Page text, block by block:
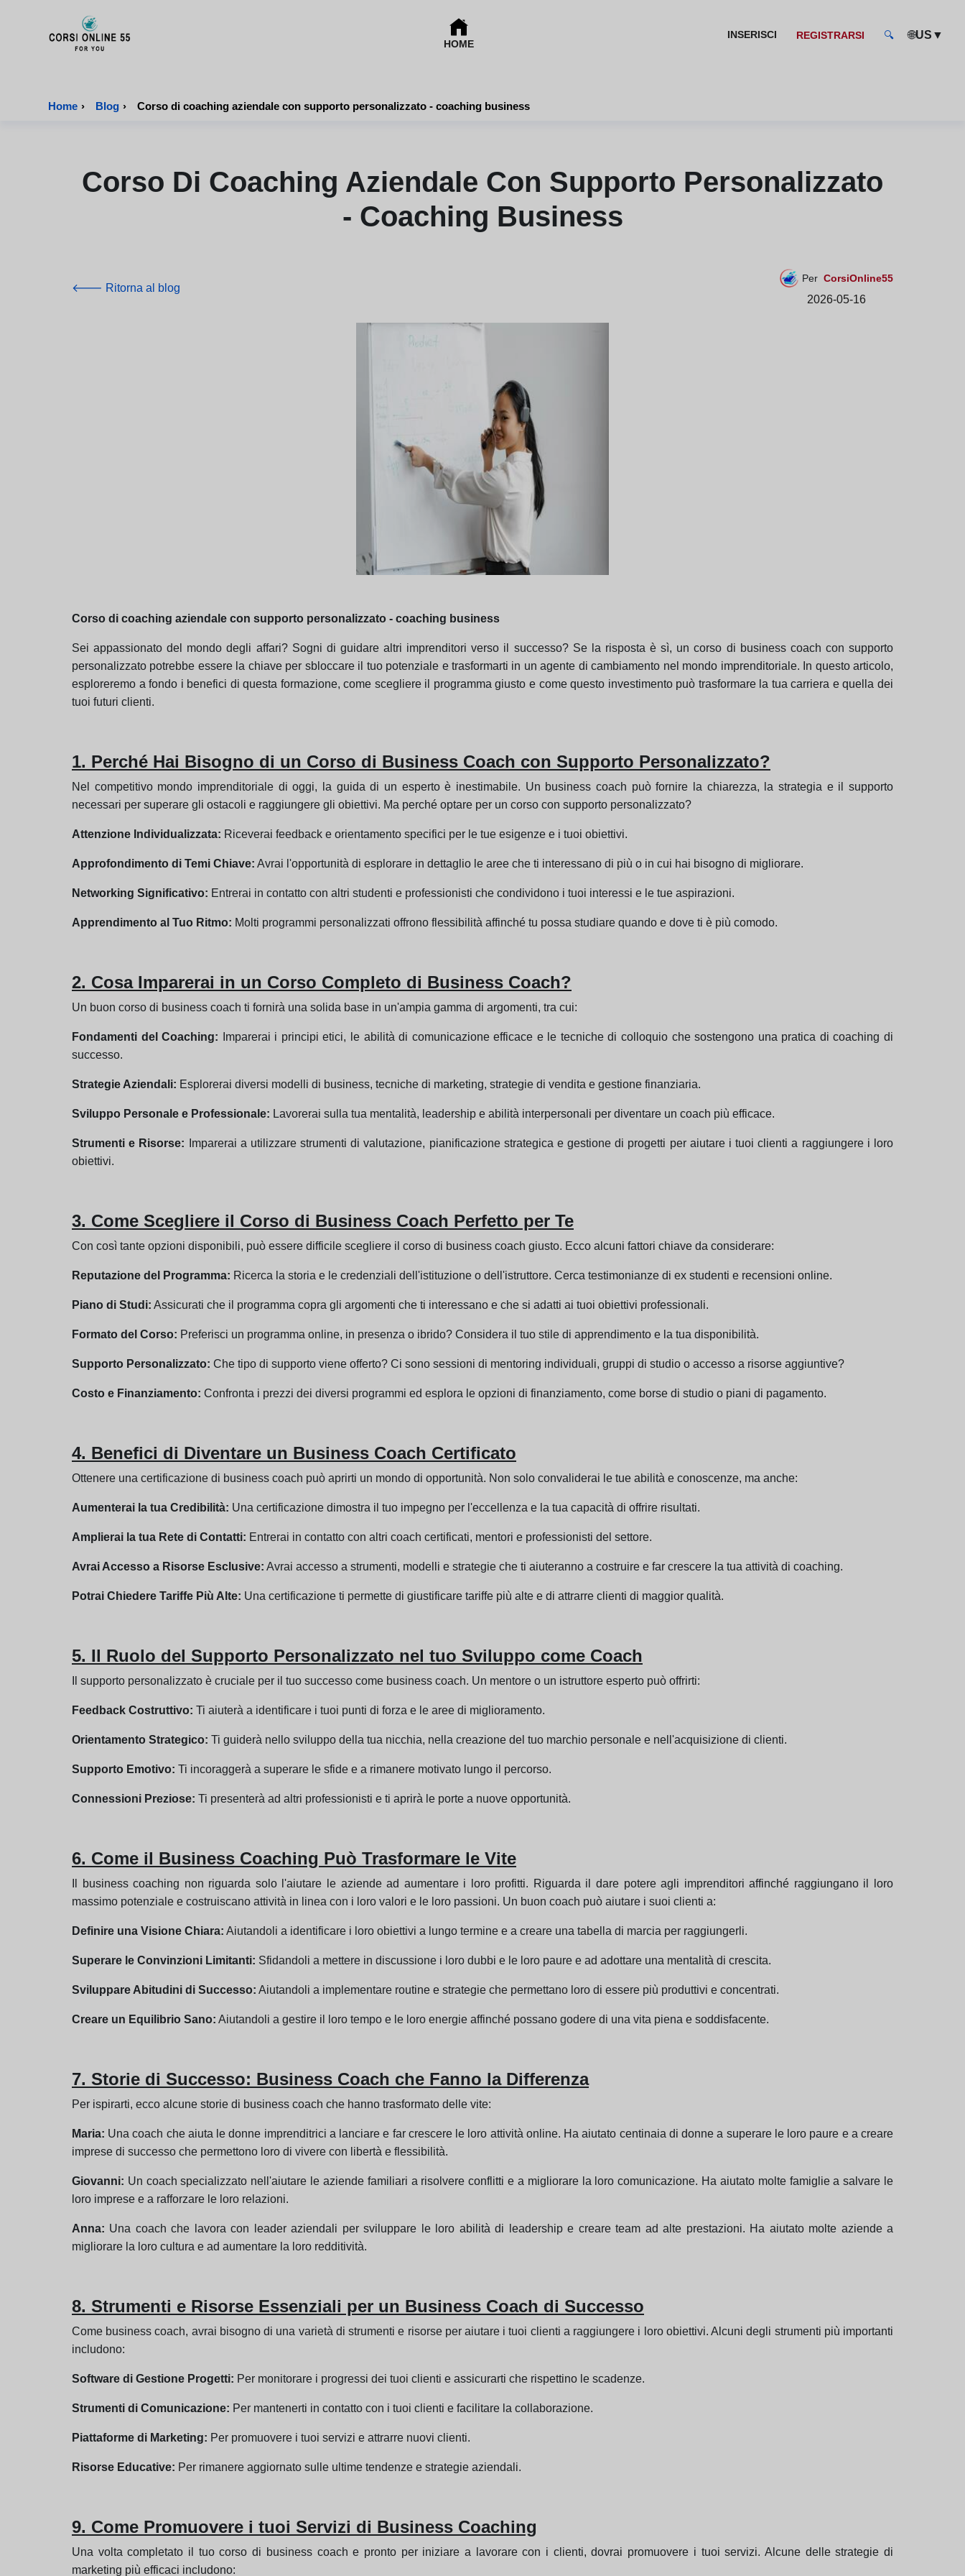
HOME
INSERISCI REGISTRARSI 🔍 🌐US ▼
Home › Blog › Corso di coaching aziendale con supporto personalizzato - coaching business
Corso Di Coaching Aziendale Con Supporto Personalizzato
- Coaching Business
🡐 Ritorna al blog
Per CorsiOnline55
2026-05-16
Corso di coaching aziendale con supporto personalizzato - coaching business
Sei appassionato del mondo degli affari? Sogni di guidare altri imprenditori verso il successo? Se la risposta è sì, un corso di business coach con supporto
personalizzato potrebbe essere la chiave per sbloccare il tuo potenziale e trasformarti in un agente di cambiamento nel mondo imprenditoriale. In questo articolo,
esploreremo a fondo i benefici di questa formazione, come scegliere il programma giusto e come questo investimento può trasformare la tua carriera e quella dei
tuoi futuri clienti.
1. Perché Hai Bisogno di un Corso di Business Coach con Supporto Personalizzato?
Nel competitivo mondo imprenditoriale di oggi, la guida di un esperto è inestimabile. Un business coach può fornire la chiarezza, la strategia e il supporto
necessari per superare gli ostacoli e raggiungere gli obiettivi. Ma perché optare per un corso con supporto personalizzato?
Attenzione Individualizzata: Riceverai feedback e orientamento specifici per le tue esigenze e i tuoi obiettivi.
Approfondimento di Temi Chiave: Avrai l'opportunità di esplorare in dettaglio le aree che ti interessano di più o in cui hai bisogno di migliorare.
Networking Significativo: Entrerai in contatto con altri studenti e professionisti che condividono i tuoi interessi e le tue aspirazioni.
Apprendimento al Tuo Ritmo: Molti programmi personalizzati offrono flessibilità affinché tu possa studiare quando e dove ti è più comodo.
2. Cosa Imparerai in un Corso Completo di Business Coach?
Un buon corso di business coach ti fornirà una solida base in un'ampia gamma di argomenti, tra cui:
Fondamenti del Coaching: Imparerai i principi etici, le abilità di comunicazione efficace e le tecniche di colloquio che sostengono una pratica di coaching di
successo.
Strategie Aziendali: Esplorerai diversi modelli di business, tecniche di marketing, strategie di vendita e gestione finanziaria.
Sviluppo Personale e Professionale: Lavorerai sulla tua mentalità, leadership e abilità interpersonali per diventare un coach più efficace.
Strumenti e Risorse: Imparerai a utilizzare strumenti di valutazione, pianificazione strategica e gestione di progetti per aiutare i tuoi clienti a raggiungere i loro
obiettivi.
3. Come Scegliere il Corso di Business Coach Perfetto per Te
Con così tante opzioni disponibili, può essere difficile scegliere il corso di business coach giusto. Ecco alcuni fattori chiave da considerare:
Reputazione del Programma: Ricerca la storia e le credenziali dell'istituzione o dell'istruttore. Cerca testimonianze di ex studenti e recensioni online.
Piano di Studi: Assicurati che il programma copra gli argomenti che ti interessano e che si adatti ai tuoi obiettivi professionali.
Formato del Corso: Preferisci un programma online, in presenza o ibrido? Considera il tuo stile di apprendimento e la tua disponibilità.
Supporto Personalizzato: Che tipo di supporto viene offerto? Ci sono sessioni di mentoring individuali, gruppi di studio o accesso a risorse aggiuntive?
Costo e Finanziamento: Confronta i prezzi dei diversi programmi ed esplora le opzioni di finanziamento, come borse di studio o piani di pagamento.
4. Benefici di Diventare un Business Coach Certificato
Ottenere una certificazione di business coach può aprirti un mondo di opportunità. Non solo convaliderai le tue abilità e conoscenze, ma anche:
Aumenterai la tua Credibilità: Una certificazione dimostra il tuo impegno per l'eccellenza e la tua capacità di offrire risultati.
Amplierai la tua Rete di Contatti: Entrerai in contatto con altri coach certificati, mentori e professionisti del settore.
Avrai Accesso a Risorse Esclusive: Avrai accesso a strumenti, modelli e strategie che ti aiuteranno a costruire e far crescere la tua attività di coaching.
Potrai Chiedere Tariffe Più Alte: Una certificazione ti permette di giustificare tariffe più alte e di attrarre clienti di maggior qualità.
5. Il Ruolo del Supporto Personalizzato nel tuo Sviluppo come Coach
Il supporto personalizzato è cruciale per il tuo successo come business coach. Un mentore o un istruttore esperto può offrirti:
Feedback Costruttivo: Ti aiuterà a identificare i tuoi punti di forza e le aree di miglioramento.
Orientamento Strategico: Ti guiderà nello sviluppo della tua nicchia, nella creazione del tuo marchio personale e nell'acquisizione di clienti.
Supporto Emotivo: Ti incoraggerà a superare le sfide e a rimanere motivato lungo il percorso.
Connessioni Preziose: Ti presenterà ad altri professionisti e ti aprirà le porte a nuove opportunità.
6. Come il Business Coaching Può Trasformare le Vite
Il business coaching non riguarda solo l'aiutare le aziende ad aumentare i loro profitti. Riguarda il dare potere agli imprenditori affinché raggiungano il loro
massimo potenziale e costruiscano attività in linea con i loro valori e le loro passioni. Un buon coach può aiutare i suoi clienti a:
Definire una Visione Chiara: Aiutandoli a identificare i loro obiettivi a lungo termine e a creare una tabella di marcia per raggiungerli.
Superare le Convinzioni Limitanti: Sfidandoli a mettere in discussione i loro dubbi e le loro paure e ad adottare una mentalità di crescita.
Sviluppare Abitudini di Successo: Aiutandoli a implementare routine e strategie che permettano loro di essere più produttivi e concentrati.
Creare un Equilibrio Sano: Aiutandoli a gestire il loro tempo e le loro energie affinché possano godere di una vita piena e soddisfacente.
7. Storie di Successo: Business Coach che Fanno la Differenza
Per ispirarti, ecco alcune storie di business coach che hanno trasformato delle vite:
Maria: Una coach che aiuta le donne imprenditrici a lanciare e far crescere le loro attività online. Ha aiutato centinaia di donne a superare le loro paure e a creare
imprese di successo che permettono loro di vivere con libertà e flessibilità.
Giovanni: Un coach specializzato nell'aiutare le aziende familiari a risolvere conflitti e a migliorare la loro comunicazione. Ha aiutato molte famiglie a salvare le
loro imprese e a rafforzare le loro relazioni.
Anna: Una coach che lavora con leader aziendali per sviluppare le loro abilità di leadership e creare team ad alte prestazioni. Ha aiutato molte aziende a
migliorare la loro cultura e ad aumentare la loro redditività.
8. Strumenti e Risorse Essenziali per un Business Coach di Successo
Come business coach, avrai bisogno di una varietà di strumenti e risorse per aiutare i tuoi clienti a raggiungere i loro obiettivi. Alcuni degli strumenti più importanti
includono:
Software di Gestione Progetti: Per monitorare i progressi dei tuoi clienti e assicurarti che rispettino le scadenze.
Strumenti di Comunicazione: Per mantenerti in contatto con i tuoi clienti e facilitare la collaborazione.
Piattaforme di Marketing: Per promuovere i tuoi servizi e attrarre nuovi clienti.
Risorse Educative: Per rimanere aggiornato sulle ultime tendenze e strategie aziendali.
9. Come Promuovere i tuoi Servizi di Business Coaching
Una volta completato il tuo corso di business coach e pronto per iniziare a lavorare con i clienti, dovrai promuovere i tuoi servizi. Alcune delle strategie di
marketing più efficaci includono: